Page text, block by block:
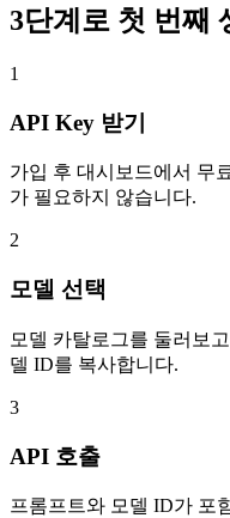
3단계로 첫 번째
1
API Key 받기
가입 후 대시보드에서 무
가 필요하지 않습니다.
2
모델 선택
모델 카탈로그를 둘러보
델 ID를 복사합니다.
3
API 호출
프롬프트와 모델 ID가 포